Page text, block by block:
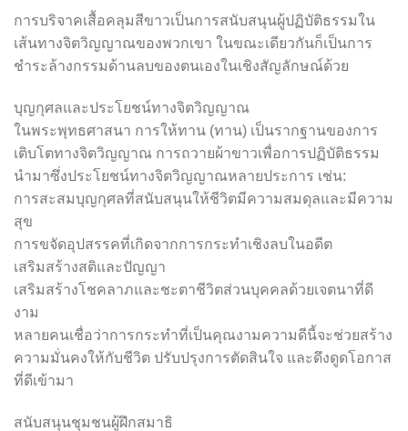
การบริจาคเสื้อคลุมสีขาวเป็นการสนับสนุนผู้ปฏิบัติธรรมใน
เส้นทางจิตวิญญาณของพวกเขา ในขณะเดียวกันก็เป็นการ
ชำระล้างกรรมด้านลบของตนเองในเชิงสัญลักษณ์ด้วย
บุญกุศลและประโยชน์ทางจิตวิญญาณ
ในพระพุทธศาสนา การให้ทาน (ทาน) เป็นรากฐานของการ
เติบโตทางจิตวิญญาณ การถวายผ้าขาวเพื่อการปฏิบัติธรรม
นำมาซึ่งประโยชน์ทางจิตวิญญาณหลายประการ เช่น:
การสะสมบุญกุศลที่สนับสนุนให้ชีวิตมีความสมดุลและมีความ
สุข
การขจัดอุปสรรคที่เกิดจากการกระทำเชิงลบในอดีต
เสริมสร้างสติและปัญญา
เสริมสร้างโชคลาภและชะตาชีวิตส่วนบุคคลด้วยเจตนาที่ดี
งาม
หลายคนเชื่อว่าการกระทำที่เป็นคุณงามความดีนี้จะช่วยสร้าง
ความมั่นคงให้กับชีวิต ปรับปรุงการตัดสินใจ และดึงดูดโอกาส
ที่ดีเข้ามา
สนับสนุนชุมชนผู้ฝึกสมาธิ